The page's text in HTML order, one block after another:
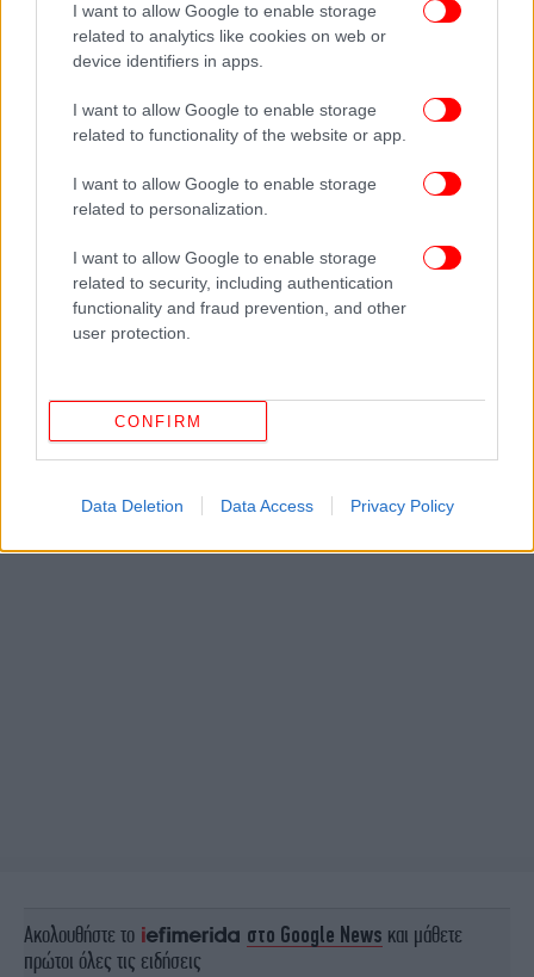
I want to allow Google to enable storage
related to analytics like cookies on web or
device identifiers in apps.
I want to allow Google to enable storage
related to functionality of the website or app.
I want to allow Google to enable storage
related to personalization.
I want to allow Google to enable storage
related to security, including authentication
functionality and fraud prevention, and other
user protection.
CONFIRM
Data Deletion Data Access Privacy Policy
και μέτρα όπως το νυχτερινό επίδομα στους
ένστολους και οι βελτιώσεις στην φορολογία των
ελευθέρων επαγγελματιών εξυπηρετούν αυτόν το
στόχο.
Ακολουθήστε το στο Google News και μάθετε
πρώτοι όλες τις ειδήσεις